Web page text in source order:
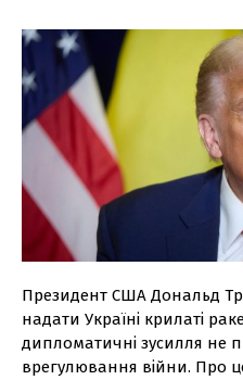
Президент США Дональд
надати Україні крилаті
дипломатичні зусилля не
врегулювання війни. Про